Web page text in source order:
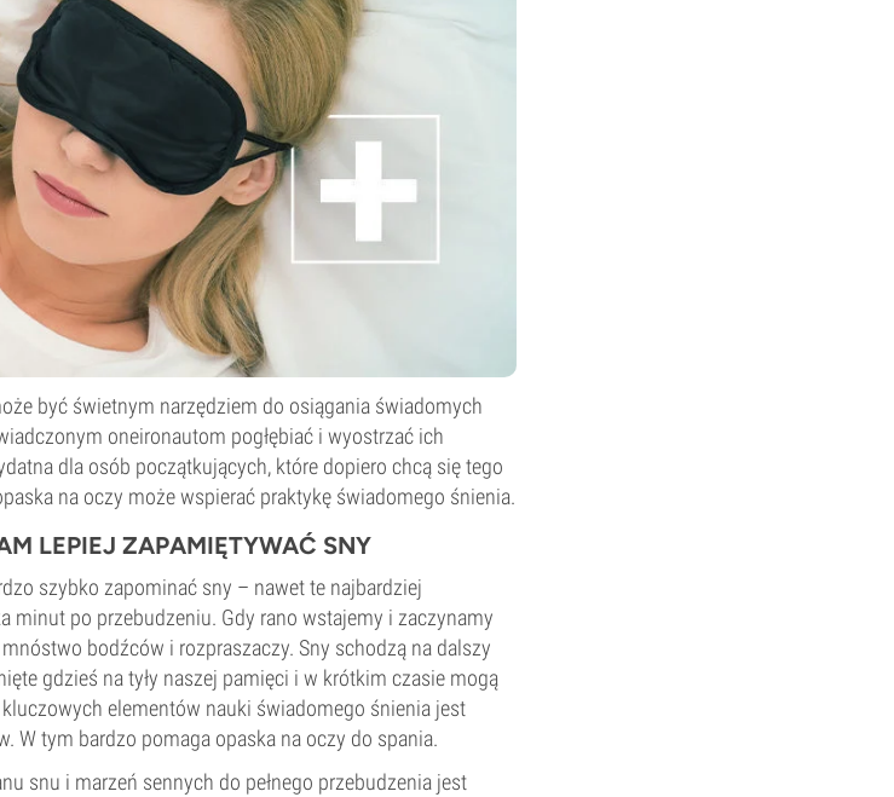
być świetnym narzędziem do osiągania świadomych
oneironautom pogłębiać i wyostrzać ich
dla osób początkujących, które dopiero chcą się tego
na oczy może wspierać praktykę świadomego śnienia.
LEPIEJ ZAPAMIĘTYWAĆ SNY
szybko zapominać sny – nawet te najbardziej
minut po przebudzeniu. Gdy rano wstajemy i zaczynamy
bodźców i rozpraszaczy. Sny schodzą na dalszy
gdzieś na tyły naszej pamięci i w krótkim czasie mogą
elementów nauki świadomego śnienia jest
W tym bardzo pomaga opaska na oczy do spania.
snu i marzeń sennych do pełnego przebudzenia jest